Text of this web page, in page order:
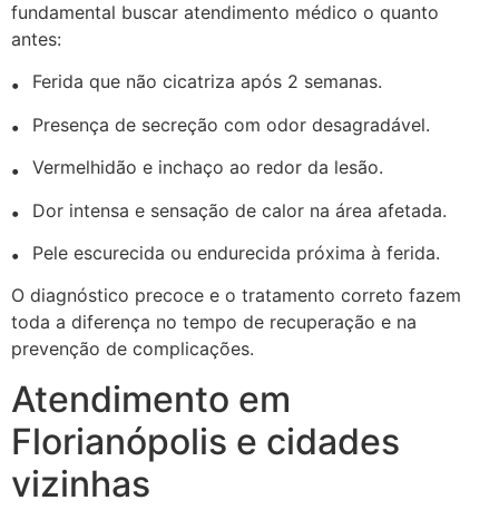
fundamental buscar atendimento médico o quanto
antes:
Ferida que não cicatriza após 2 semanas.
Presença de secreção com odor desagradável.
Vermelhidão e inchaço ao redor da lesão.
Dor intensa e sensação de calor na área afetada.
Pele escurecida ou endurecida próxima à ferida.
O diagnóstico precoce e o tratamento correto fazem
toda a diferença no tempo de recuperação e na
prevenção de complicações.
Atendimento em
Florianópolis e cidades
vizinhas